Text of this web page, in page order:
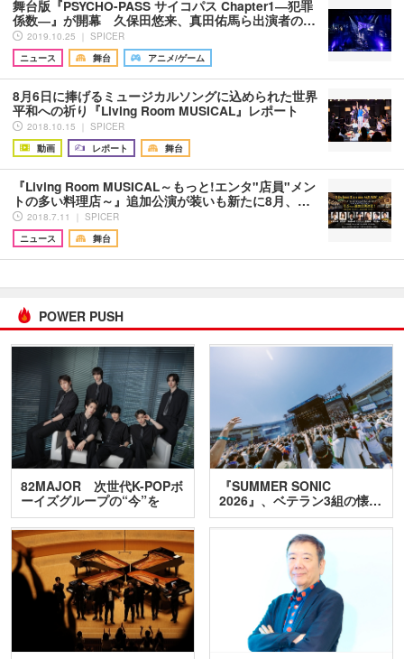
舞台版『PSYCHO-PASS サイコパス Chapter1―犯罪
係数―』が開幕 久保田悠来、真田佑馬ら出演者の…
2019.10.25 ｜ SPICER
ニュース
舞台 アニメ/ゲーム
8月6日に捧げるミュージカルソングに込められた世界
平和への祈り『Living Room MUSICAL』レポート
2018.10.15 ｜ SPICER
動画
レポート 舞台
『Living Room MUSICAL～もっと!エンタ"店員"メン
トの多い料理店～』追加公演が装いも新たに8月、…
2018.7.11 ｜ SPICER
ニュース
舞台
POWER PUSH
82MAJOR 次世代K-POPボ
ーイズグループの“今”を
訊…
『SUMMER SONIC
2026』、ベテラン3組の懐…